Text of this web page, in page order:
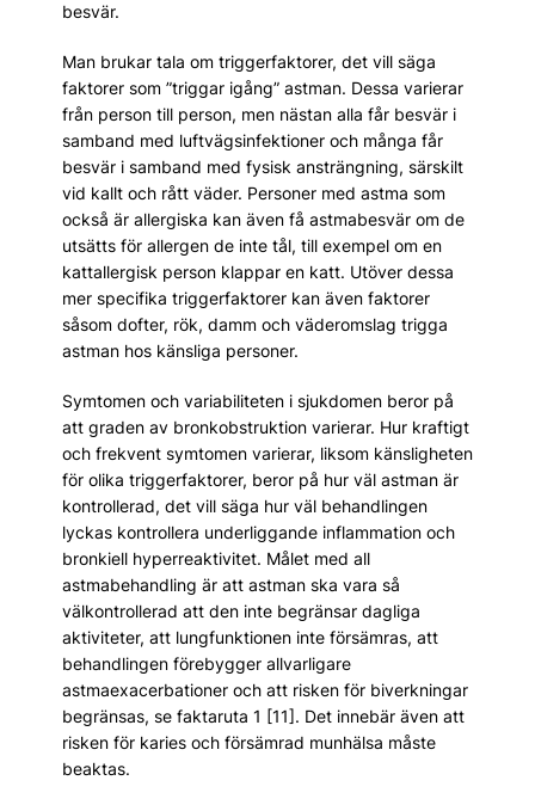
besvär.
Man brukar tala om triggerfaktorer, det vill säga
faktorer som ”triggar igång” astman. Dessa varierar
från person till person, men nästan alla får besvär i
samband med luftvägsinfektioner och många får
besvär i samband med fysisk ansträngning, särskilt
vid kallt och rått väder. Personer med astma som
också är allergiska kan även få astmabesvär om de
utsätts för allergen de inte tål, till exempel om en
kattallergisk person klappar en katt. Utöver dessa
mer specifika triggerfaktorer kan även faktorer
såsom dofter, rök, damm och väderomslag trigga
astman hos känsliga personer.
Symtomen och variabiliteten i sjukdomen beror på
att graden av bronkobstruktion varierar. Hur kraftigt
och frekvent symtomen varierar, liksom känsligheten
för olika triggerfaktorer, beror på hur väl astman är
kontrollerad, det vill säga hur väl behandlingen
lyckas kontrollera underliggande inflammation och
bronkiell hyperreaktivitet. Målet med all
astmabehandling är att astman ska vara så
välkontrollerad att den inte begränsar dagliga
aktiviteter, att lungfunktionen inte försämras, att
behandlingen förebygger allvarligare
astmaexacerbationer och att risken för biverkningar
begränsas, se faktaruta 1 [11]. Det innebär även att
risken för karies och försämrad munhälsa måste
beaktas.